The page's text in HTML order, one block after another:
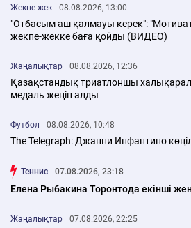
Жекпе-жек 08.08.2026, 13:00
"Отбасым аш қалмауы керек":
жекпе-жекке баға қойды (ВИДЕО)
Жаңалықтар 08.08.2026, 12:36
Қазақстандық триатлоншы
медаль жеңіп алды
Футбол 08.08.2026, 10:48
The Telegraph: Джанни Инфантино
Теннис 07.08.2026, 23:18
Елена Рыбакина Торонтода екінші
Жаңалықтар 07.08.2026, 22:25